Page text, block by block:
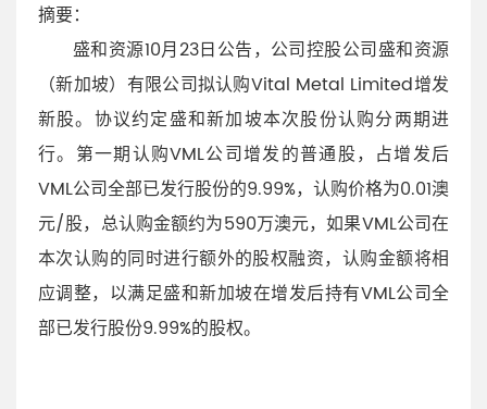
摘要：
盛和资源10月23日公告，公司控股公司盛和资源
（新加坡）有限公司拟认购Vital Metal Limited增发
新股。协议约定盛和新加坡本次股份认购分两期进
行。第一期认购VML公司增发的普通股，占增发后
VML公司全部已发行股份的9.99%，认购价格为0.01澳
元/股，总认购金额约为590万澳元，如果VML公司在
本次认购的同时进行额外的股权融资，认购金额将相
应调整，以满足盛和新加坡在增发后持有VML公司全
部已发行股份9.99%的股权。